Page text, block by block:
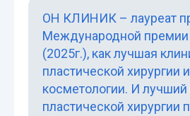
ОН КЛИНИК – лауреат
Международной премии
(2025г.), как лучшая
пластической хирургии и
косметологии. И лучший
пластической хирургии